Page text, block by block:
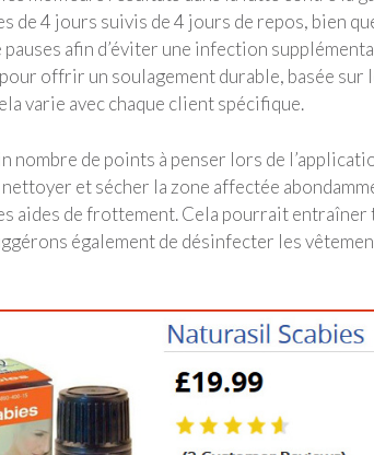
de 4 jours suivis de 4 jours de repos, bien
pauses afin d’éviter une infection
offrir un soulagement durable, basée sur
varie avec chaque client spécifique.
nombre de points à penser lors de
et sécher la zone affectée
aides de frottement. Cela pourrait
également de désinfecter les